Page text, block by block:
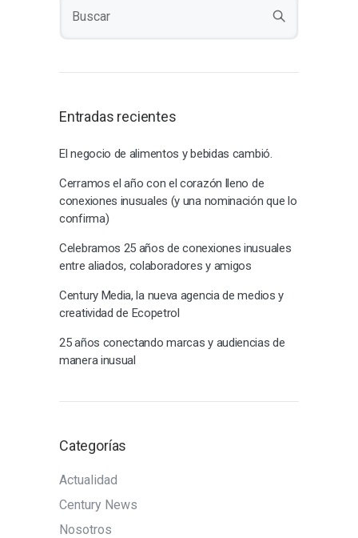
Entradas recientes
El negocio de alimentos y bebidas cambió.
Cerramos el año con el corazón lleno de
conexiones inusuales (y una nominación que lo
confirma)
Celebramos 25 años de conexiones inusuales
entre aliados, colaboradores y amigos
Century Media, la nueva agencia de medios y
creatividad de Ecopetrol
25 años conectando marcas y audiencias de
manera inusual
Categorías
Actualidad
Century News
Nosotros